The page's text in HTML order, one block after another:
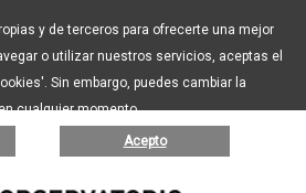
y de terceros para ofrecerte una mejor
o utilizar nuestros servicios, aceptas el
Sin embargo, puedes cambiar la
cualquier momento.
Acepto